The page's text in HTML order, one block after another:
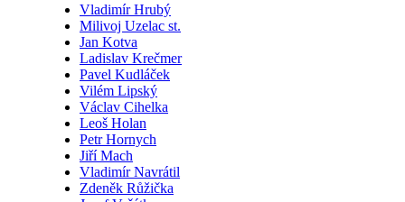
Vladimír Hrubý
Milivoj Uzelac st.
Jan Kotva
Ladislav Krečmer
Pavel Kudláček
Vilém Lipský
Václav Cihelka
Leoš Holan
Petr Hornych
Jiří Mach
Vladimír Navrátil
Zdeněk Růžička